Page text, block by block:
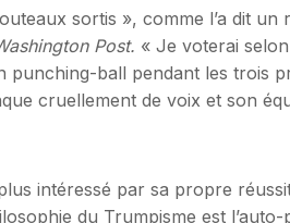
sortis », comme l’a dit
Post. « Je voterai
punching-ball pendant les trois
cruellement de voix et son
intéressé par sa propre
du Trumpisme est